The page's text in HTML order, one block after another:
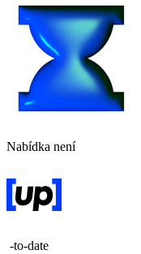
Nabídka není
-to-date